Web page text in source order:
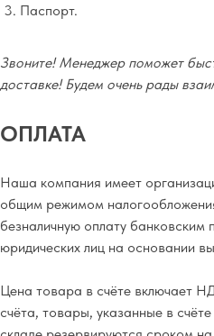
Паспорт.
Звоните! Менеджер поможет
доставке! Будем очень рады
ОПЛАТА
Наша компания имеет
общим режимом
безналичную оплату банковским
юридических лиц на основании
Цена товара в счёте включает
счёта, товары, указанные в